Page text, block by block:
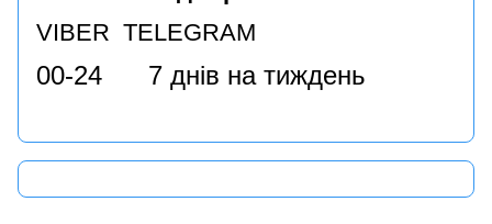
VIBER TELEGRAM
00-24 7 днів на тиждень